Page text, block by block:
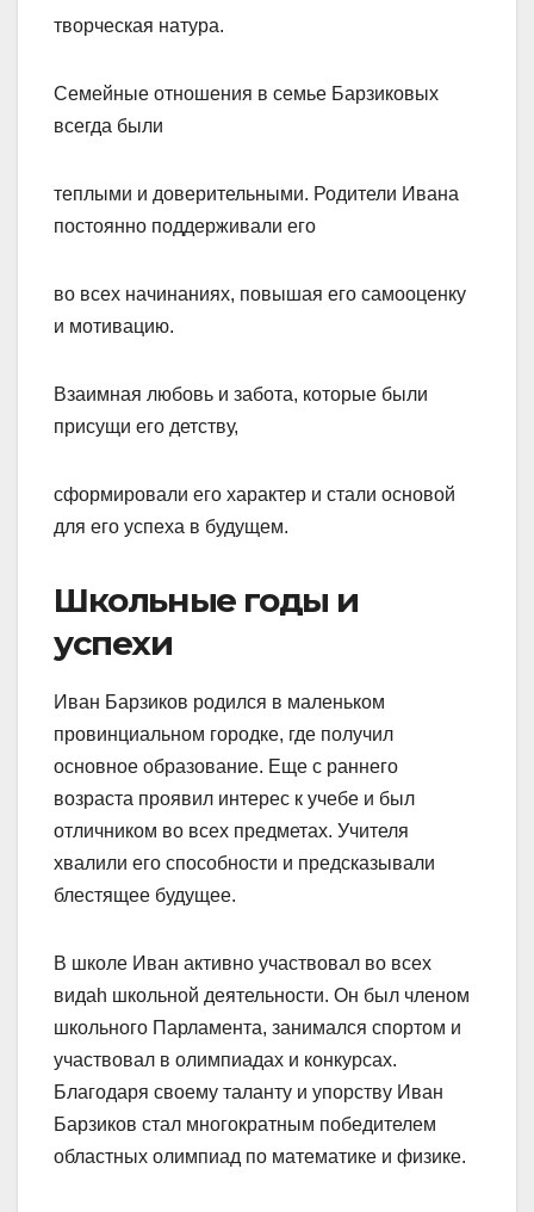
творческая натура.
Семейные отношения в семье Барзиковых
всегда были
теплыми и доверительными. Родители Ивана
постоянно поддерживали его
во всех начинаниях, повышая его самооценку
и мотивацию.
Взаимная любовь и забота, которые были
присущи его детству,
сформировали его характер и стали основой
для его успеха в будущем.
Школьные годы и
успехи
Иван Барзиков родился в маленьком
провинциальном городке, где получил
основное образование. Еще с раннего
возраста проявил интерес к учебе и был
отличником во всех предметах. Учителя
хвалили его способности и предсказывали
блестящее будущее.
В школе Иван активно участвовал во всех
видah школьной деятельности. Он был членом
школьного Парламента, занимался спортом и
участвовал в олимпиадах и конкурсах.
Благодаря своему таланту и упорству Иван
Барзиков стал многократным победителем
областных олимпиад по математике и физике.